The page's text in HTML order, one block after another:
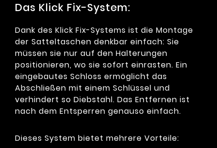
Das Klick Fix-System:
Dank des Klick Fix-Systems ist die Montage
der Satteltaschen denkbar einfach: Sie
müssen sie nur auf den Halterungen
positionieren, wo sie sofort einrasten. Ein
eingebautes Schloss ermöglicht das
Abschließen mit einem Schlüssel und
verhindert so Diebstahl. Das Entfernen ist
nach dem Entsperren genauso einfach.
Dieses System bietet mehrere Vorteile: